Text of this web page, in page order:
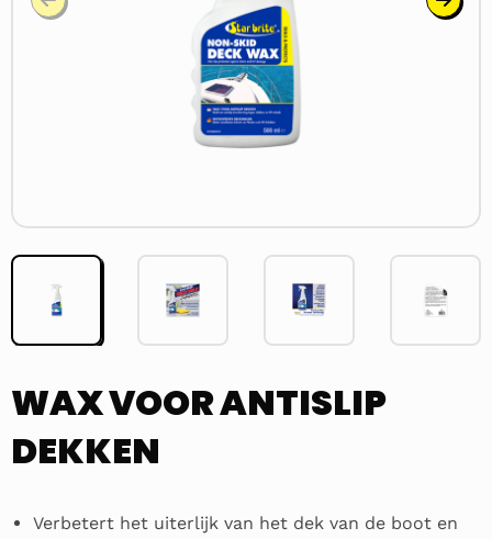
WAX VOOR ANTISLIP
DEKKEN
Verbetert het uiterlijk van het dek van de boot en